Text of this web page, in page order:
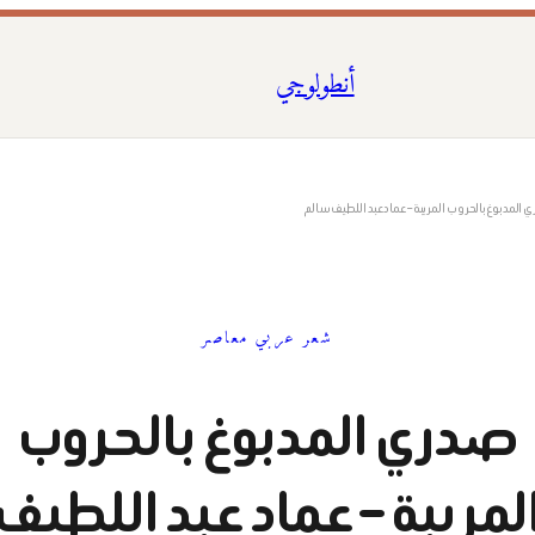
أنطولوجي
المدبوغ بالحروب المريبة – عماد عبد اللطيف سالم
شعر عربي معاصر
صدري المدبوغ بالحروب
– عماد عبد